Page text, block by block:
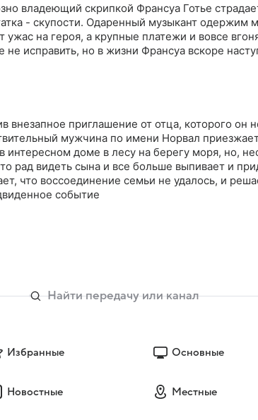
владеющий скрипкой Франсуа Готье
- скупости. Одаренный музыкант одержим
ужас на героя, а крупные платежи и вовсе
не исправить, но в жизни Франсуа вскоре
внезапное приглашение от отца, которого он
мужчина по имени Норвал
интересном доме в лесу на берегу моря, но,
рад видеть сына и все больше выпивает и
что воссоединение семьи не удалось, и
событие
Избранные Основные
Новостные Местные